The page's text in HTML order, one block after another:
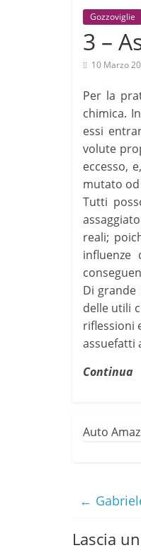
Gozzoviglie
3 –
10 Marzo
Per la
chimica.
essi
volute
eccesso,
mutato
Tutti
reali;
influenze
Di
delle utili
riflessioni
assuefatti
Continua
Auto
←
Lascia